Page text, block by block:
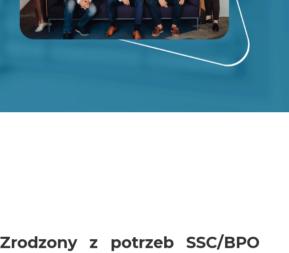
Zrodzony z potrzeb SSC/BPO